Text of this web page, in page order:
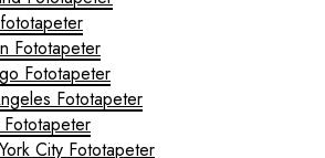
Fototapeter
Fototapeter
Fototapeter
Fototapeter
City Fototapeter